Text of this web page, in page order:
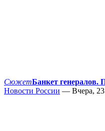
СюжетБанкет генералов.
Новости России — Вчера,